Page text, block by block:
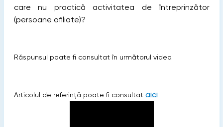
care nu practică activitatea de întreprinzător
(persoane afiliate)?
Răspunsul poate fi consultat în următorul video.
Articolul de referință poate fi consultat aici